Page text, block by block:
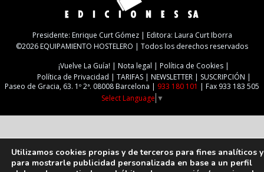
Presidente: Enrique Curt Gómez | Editora: Laura Curt Iborra
©2026 EQUIPAMIENTO HOSTELERO | Todos los derechos reservados
¡Vuelve La Guía!
Nota legal
Política de Cookies
Política de Privacidad
TARIFAS NEWSLETTER
SUSCRIPCIÓN
Paseo de Gracia, 63. 1º 2ª. 08008 Barcelona | 933 180 101 | Fax 933 183 505
Select Language ▼
Utilizamos cookies propias y de terceros para fines analíticos y
para mostrarle publicidad personalizada en base a un perfil